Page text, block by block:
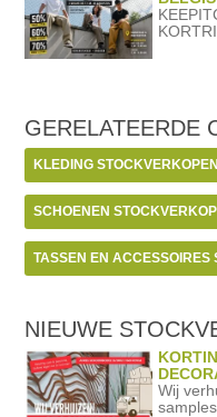
GERELATEERDE
KLEDING STOCKVERKOPEN
SCHOENEN
TASSEN EN ACCESSOIRES
NIEUWE
Wij